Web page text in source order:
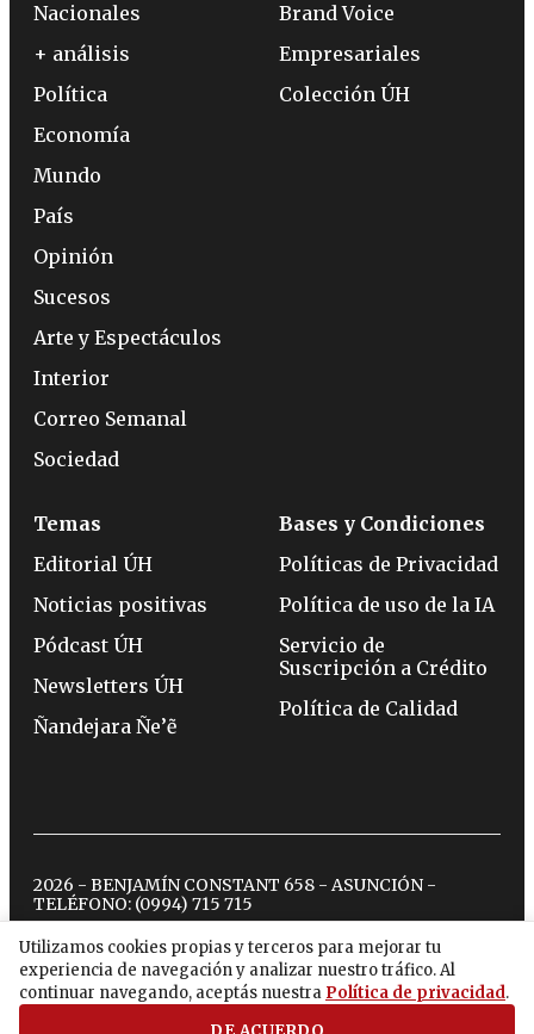
Utilizamos cookies propias y terceros para mejorar tu
experiencia de navegación y analizar nuestro tráfico. Al
continuar navegando, aceptás nuestra Política de privacidad.
Nacionales
+ análisis
Política
Economía
Mundo
País
Opinión
Sucesos
Arte y Espectáculos
Interior
Correo Semanal
Sociedad
Brand Voice
Empresariales
Colección ÚH
Temas
Editorial ÚH
Noticias positivas
Pódcast ÚH
Newsletters ÚH
Ñandejara Ñe’ẽ
Bases y Condiciones
Políticas de Privacidad
Política de uso de la IA
Servicio de
Suscripción a Crédito
Política de Calidad
2026 - BENJAMÍN CONSTANT 658 - ASUNCIÓN -
TELÉFONO: (0994) 715 715
twitterinstagram
facebook
tiktokyoutubespotify